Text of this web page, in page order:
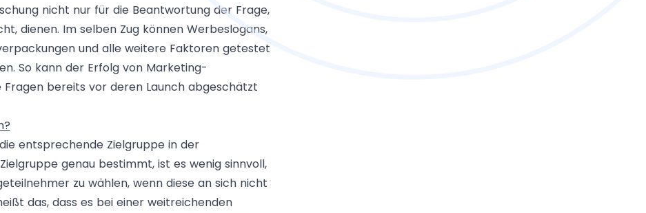
nicht nur für die Beantwortung der Frage,
dienen. Im selben Zug können Werbeslogans,
und alle weitere Faktoren getestet
So kann der Erfolg von Marketing-
bereits vor deren Launch abgeschätzt
entsprechende Zielgruppe in der
genau bestimmt, ist es wenig sinnvoll,
zu wählen, wenn diese an sich nicht
das, dass es bei einer weitreichenden